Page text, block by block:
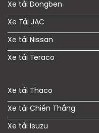
Xe tải Dongben
Xe Tải JAC
Xe tải Nissan
Xe tải Teraco
Xe tải Thaco
Xe tải Chiến Thắng
Xe tải Isuzu